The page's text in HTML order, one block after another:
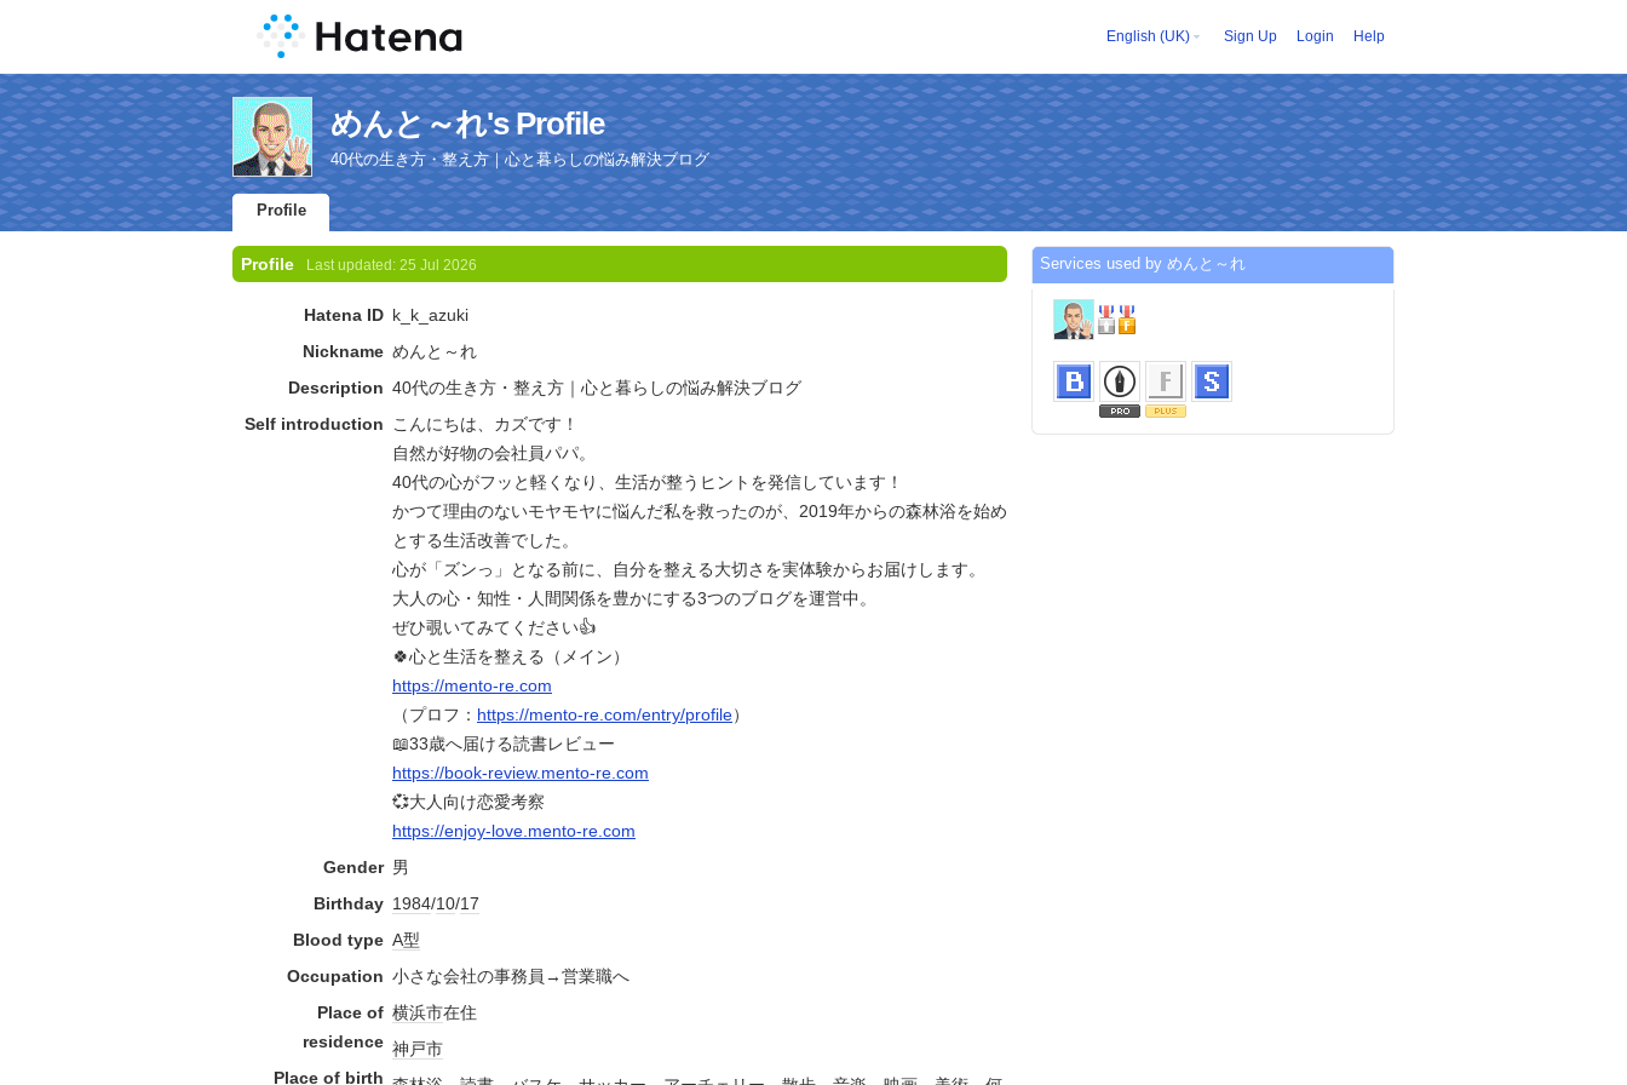
English (UK) Sign Up Login Help
めんと～れ's Profile
40代の生き方・整え方｜心と暮らしの悩み解決ブログ
Profile
Profile Last updated: 25 Jul 2026
Hatena ID k_k_azuki
Nickname めんと～れ
Description 40代の生き方・整え方｜心と暮らしの悩み解決ブログ
Self introduction こんにちは、カズです！
自然が好物の会社員パパ。
40代の心がフッと軽くなり、生活が整うヒントを発信しています！
かつて理由のないモヤモヤに悩んだ私を救ったのが、2019年からの森林浴を始め
とする生活改善でした。
心が「ズンっ」となる前に、自分を整える大切さを実体験からお届けします。
大人の心・知性・人間関係を豊かにする3つのブログを運営中。
ぜひ覗いてみてください👍
🍀心と生活を整える（メイン）
https://mento-re.com
（プロフ： https://mento-re.com/entry/profile）
📖33歳へ届ける読書レビュー
https://book-review.mento-re.com
💞大人向け恋愛考察
https://enjoy-love.mento-re.com
Gender 男
Birthday 1984/10/17
Blood type A型
Occupation 小さな会社の事務員→営業職へ
Place of
residence
横浜市在住
Place of birth
神戸市
Services used by めんと～れ